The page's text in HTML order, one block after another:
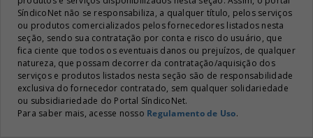
SíndicoNet não se responsabiliza, a qualquer título, pelos serviços
ou produtos comercializados pelos fornecedores listados nesta
seção, sendo sua contratação por conta e risco do usuário, que
fica ciente que todos os eventuais danos ou prejuízos, de qualquer
natureza, que possam decorrer da contratação/aquisição dos
serviços e produtos listados nesta seção são de responsabilidade
exclusiva do fornecedor contratado, sem qualquer solidariedade
ou subsidiariedade do Portal SíndicoNet.
Para saber mais, acesse nosso Regulamento de Uso.